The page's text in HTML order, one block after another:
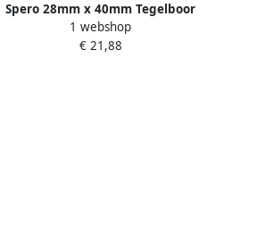
Spero 28mm x 40mm Tegelboor
Xtreme met Opruimfunctie Nat &
Droog M14 28-M14-TDN
1 webshop
€ 21,88